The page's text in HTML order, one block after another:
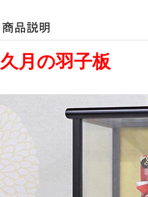
久月の羽子板